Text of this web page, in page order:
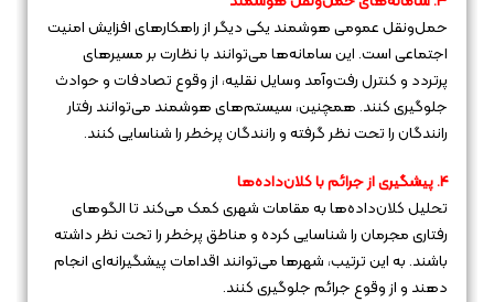
حمل‌ونقل عمومی هوشمند یکی دیگر از راهکارهای افزایش امنیت
اجتماعی است. این سامانه‌ها می‌توانند با نظارت بر مسیرهای
پرتردد و کنترل رفت‌وآمد وسایل نقلیه، از وقوع تصادفات و حوادث
جلوگیری کنند. همچنین، سیستم‌های هوشمند می‌توانند رفتار
رانندگان را تحت نظر گرفته و رانندگان پرخطر را شناسایی کنند.
4. پیشگیری از جرائم با کلان‌داده‌ها
تحلیل کلان‌داده‌ها به مقامات شهری کمک می‌کند تا الگوهای
رفتاری مجرمان را شناسایی کرده و مناطق پرخطر را تحت نظر داشته
باشند. به این ترتیب، شهرها می‌توانند اقدامات پیشگیرانه‌ای انجام
دهند و از وقوع جرائم جلوگیری کنند.